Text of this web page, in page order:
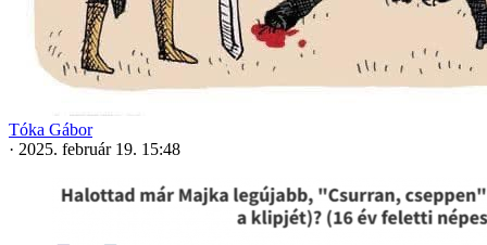
Tóka Gábor
· 2025. február 19. 15:48